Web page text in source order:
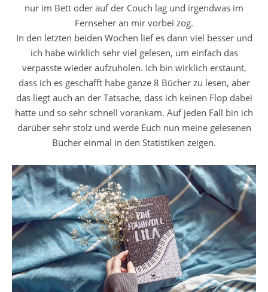
nur im Bett oder auf der Couch lag und irgendwas im
Fernseher an mir vorbei zog.
In den letzten beiden Wochen lief es dann viel besser und
ich habe wirklich sehr viel gelesen, um einfach das
verpasste wieder aufzuholen. Ich bin wirklich erstaunt,
dass ich es geschafft habe ganze 8 Bücher zu lesen, aber
das liegt auch an der Tatsache, dass ich keinen Flop dabei
hatte und so sehr schnell vorankam. Auf jeden Fall bin ich
darüber sehr stolz und werde Euch nun meine gelesenen
Bücher einmal in den Statistiken zeigen.